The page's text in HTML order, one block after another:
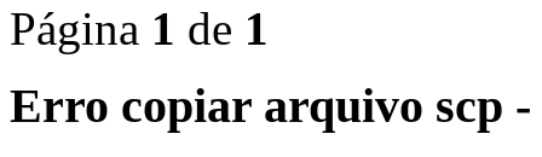
Página 1 de 1
Erro copiar arquivo scp